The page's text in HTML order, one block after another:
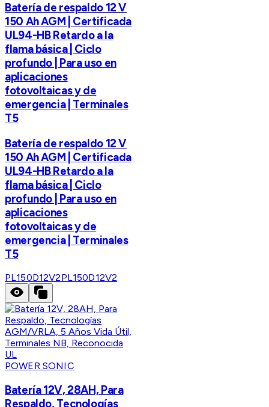
Batería de respaldo 12 V
150 Ah AGM | Certificada
UL94-HB Retardo a la
flama básica | Ciclo
profundo | Para uso en
aplicaciones
fotovoltaicas y de
emergencia | Terminales
T5
Batería de respaldo 12 V
150 Ah AGM | Certificada
UL94-HB Retardo a la
flama básica | Ciclo
profundo | Para uso en
aplicaciones
fotovoltaicas y de
emergencia | Terminales
T5
PL150D12V2PL150D12V2
POWER SONIC
Batería 12V, 28AH, Para
Respaldo, Tecnologías